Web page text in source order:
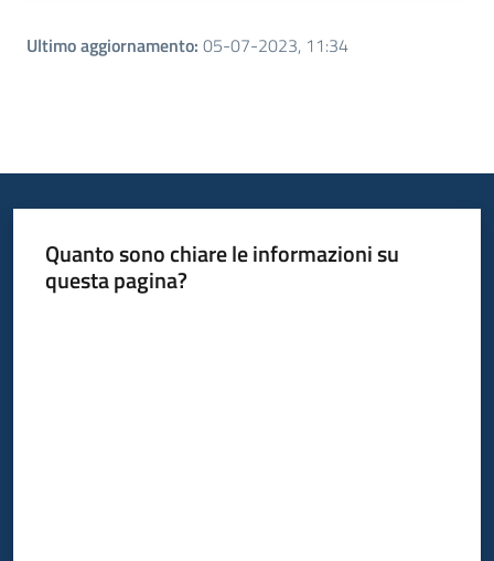
Ultimo aggiornamento: 05-07-2023, 11:34
Quanto sono chiare le informazioni su
questa pagina?